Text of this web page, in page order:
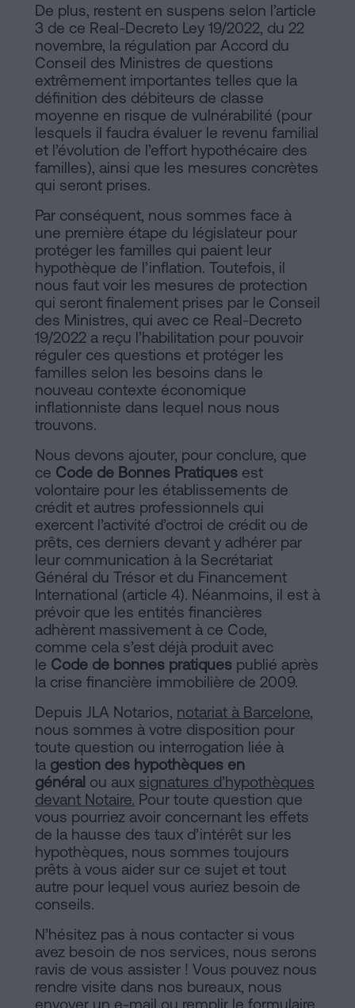
De plus, restent en suspens selon l’article
3 de ce Real-Decreto Ley 19/2022, du 22
novembre, la régulation par Accord du
Conseil des Ministres de questions
extrêmement importantes telles que la
définition des débiteurs de classe
moyenne en risque de vulnérabilité (pour
lesquels il faudra évaluer le revenu familial
et l’évolution de l’effort hypothécaire des
familles), ainsi que les mesures concrètes
qui seront prises.
Par conséquent, nous sommes face à
une première étape du législateur pour
protéger les familles qui paient leur
hypothèque de l’inflation. Toutefois, il
nous faut voir les mesures de protection
qui seront finalement prises par le Conseil
des Ministres, qui avec ce Real-Decreto
19/2022 a reçu l’habilitation pour pouvoir
réguler ces questions et protéger les
familles selon les besoins dans le
nouveau contexte économique
inflationniste dans lequel nous nous
trouvons.
Nous devons ajouter, pour conclure, que
ce Code de Bonnes Pratiques est
volontaire pour les établissements de
crédit et autres professionnels qui
exercent l’activité d’octroi de crédit ou de
prêts, ces derniers devant y adhérer par
leur communication à la Secrétariat
Général du Trésor et du Financement
International (article 4). Néanmoins, il est à
prévoir que les entités financières
adhèrent massivement à ce Code,
comme cela s’est déjà produit avec
le Code de bonnes pratiques publié après
la crise financière immobilière de 2009.
Depuis JLA Notarios, notariat à Barcelone,
nous sommes à votre disposition pour
toute question ou interrogation liée à
la gestion des hypothèques en
général ou aux signatures d’hypothèques
devant Notaire. Pour toute question que
vous pourriez avoir concernant les effets
de la hausse des taux d’intérêt sur les
hypothèques, nous sommes toujours
prêts à vous aider sur ce sujet et tout
autre pour lequel vous auriez besoin de
conseils.
N’hésitez pas à nous contacter si vous
avez besoin de nos services, nous serons
ravis de vous assister ! Vous pouvez nous
rendre visite dans nos bureaux, nous
envoyer un e-mail ou remplir le formulaire